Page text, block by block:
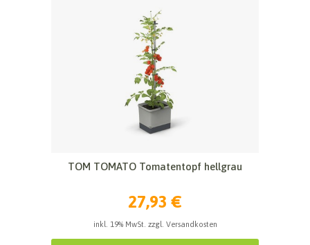
TOM TOMATO Tomatentopf hellgrau
27,93 €
inkl. 19% MwSt. zzgl. Versandkosten